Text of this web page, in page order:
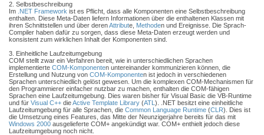
2. Selbstbeschreibung
Im .NET Framework ist es Pflicht, dass alle Komponenten eine Selbstbeschreibung
enthalten. Diese Meta-Daten liefern Informationen über die enthaltenen Klassen mit
ihren Schnittstellen und über derenAttribute, Methoden und Ereignisse. Die Sprach-
Compiler haben dafür zu sorgen, dass diese Meta-Daten erzeugt werden und
konsistent zum wirklichen Inhalt der Komponenten sind.
3. Einheitliche Laufzeitumgebung
COM stellt zwar ein Verfahren bereit, wie in unterschiedlichen Sprachen
implementierte COM-Komponenten untereinander kommunizieren können, die
Erstellung und Nutzung von COM-Komponenten ist jedoch in verschiedenen
Sprachen unterschiedlich gelöst gewesen. Um die komplexen COM-Mechanismen für
den Programmierer einfacher nutzbar zu machen, enthalten die COM-fähigen
Sprachen eine Laufzeitumgebung. Dies waren bisher für Visual Basic die VB-Runtime
und für Visual C++ dieActive Template Library (ATL ). .NET besitzt eine einheitliche
Laufzeitumgebung für alle Sprachen, die Common Language Runtime (CLR). Dies ist
die Umsetzung eines Features, das Mitte der Neunzigerjahre bereits für das mit
Windows 2000 ausgelieferte COM+ angekündigt war. COM+ enthielt jedoch diese
Laufzeitumgebung noch nicht.